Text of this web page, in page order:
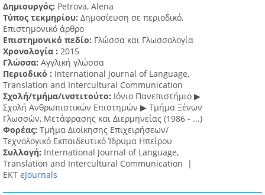
Δημιουργός: Petrova, Alena
Τύπος τεκμηρίου: Δημοσίευση σε περιοδικό,
Επιστημονικό άρθρο
Επιστημονικό πεδίο: Γλώσσα και Γλωσσολογία
Χρονολογία : 2015
Γλώσσα: Αγγλική γλώσσα
Περιοδικό : International Journal of Language,
Translation and Intercultural Communication
Σχολή/τμήμα/ινστιτούτο: Ιόνιο Πανεπιστήμιο ▶
Σχολή Ανθρωπιστικών Επιστημών ▶ Tμήμα Ξένων
Γλωσσών, Mετάφρασης και Διερμηνείας (1986 - ...)
Φορέας: Τμήμα Διοίκησης Επιχειρήσεων/
Τεχνολογικό Εκπαιδευτικό Ίδρυμα Ηπείρου
Συλλογή: International Journal of Language,
Translation and Intercultural Communication |
ΕΚΤ eJournals